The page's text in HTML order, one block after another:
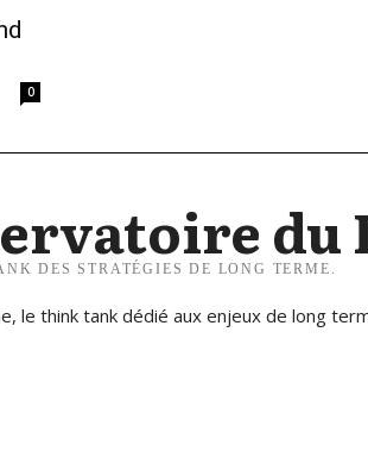
0
du
DES STRATÉGIES DE LONG TERME.
le think tank dédié aux enjeux de long